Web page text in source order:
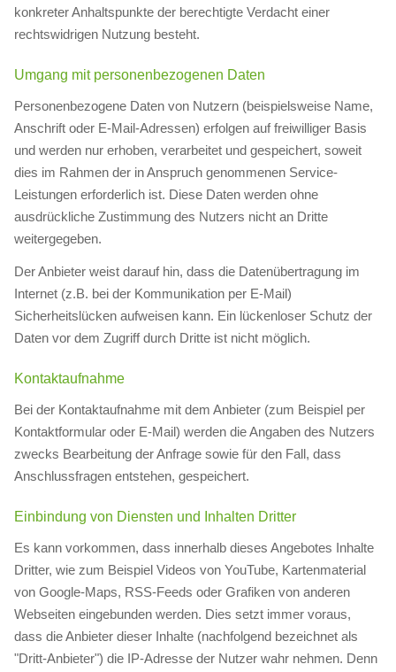
konkreter Anhaltspunkte der berechtigte Verdacht einer
rechtswidrigen Nutzung besteht.
Umgang mit personenbezogenen Daten
Personenbezogene Daten von Nutzern (beispielsweise Name,
Anschrift oder E-Mail-Adressen) erfolgen auf freiwilliger Basis
und werden nur erhoben, verarbeitet und gespeichert, soweit
dies im Rahmen der in Anspruch genommenen Service-
Leistungen erforderlich ist. Diese Daten werden ohne
ausdrückliche Zustimmung des Nutzers nicht an Dritte
weitergegeben.
Der Anbieter weist darauf hin, dass die Datenübertragung im
Internet (z.B. bei der Kommunikation per E-Mail)
Sicherheitslücken aufweisen kann. Ein lückenloser Schutz der
Daten vor dem Zugriff durch Dritte ist nicht möglich.
Kontaktaufnahme
Bei der Kontaktaufnahme mit dem Anbieter (zum Beispiel per
Kontaktformular oder E-Mail) werden die Angaben des Nutzers
zwecks Bearbeitung der Anfrage sowie für den Fall, dass
Anschlussfragen entstehen, gespeichert.
Einbindung von Diensten und Inhalten Dritter
Es kann vorkommen, dass innerhalb dieses Angebotes Inhalte
Dritter, wie zum Beispiel Videos von YouTube, Kartenmaterial
von Google-Maps, RSS-Feeds oder Grafiken von anderen
Webseiten eingebunden werden. Dies setzt immer voraus,
dass die Anbieter dieser Inhalte (nachfolgend bezeichnet als
"Dritt-Anbieter") die IP-Adresse der Nutzer wahr nehmen. Denn